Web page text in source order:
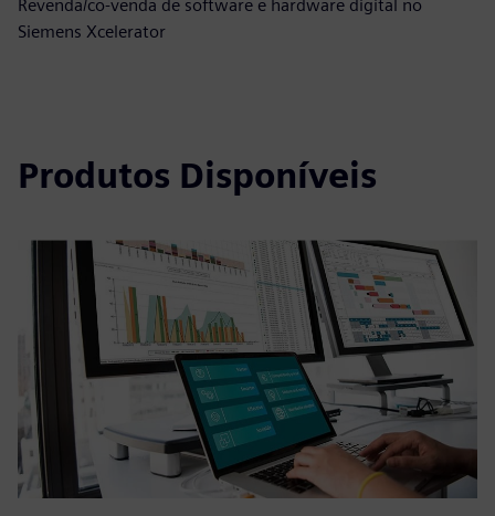
Revenda/co-venda de software e hardware digital no
Siemens Xcelerator
Produtos Disponíveis